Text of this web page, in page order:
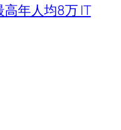
年人均8万 IT